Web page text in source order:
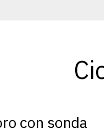
con sonda